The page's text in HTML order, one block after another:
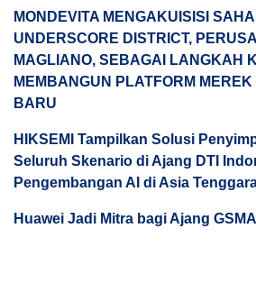
MONDEVITA MENGAKUISISI
UNDERSCORE DISTRICT,
MAGLIANO, SEBAGAI LANGKAH
MEMBANGUN PLATFORM
BARU
HIKSEMI Tampilkan Solusi
Seluruh Skenario di Ajang DTI
Pengembangan AI di Asia
Huawei Jadi Mitra bagi Ajang